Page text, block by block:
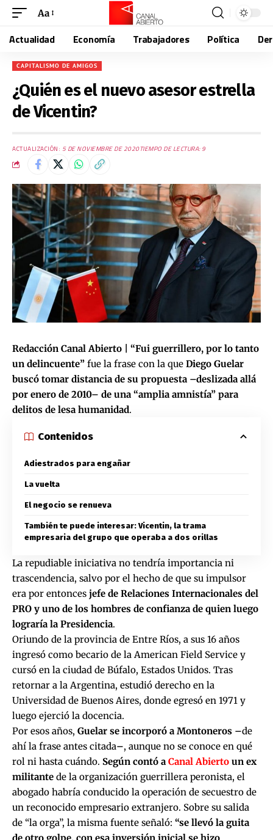
Aa
Actualidad Economía Trabajadores Política
CAPITALISMO DE AMIGOS
¿Quién es el nuevo asesor estrella
de Vicentin?
ACTUALIZACIÓN: 5 DE NOVIEMBRE DE 2020TIEMPO DE LECTURA: 9
Redacción Canal Abierto | “Fui guerrillero, por lo tanto
un delincuente” fue la frase con la que Diego Guelar
buscó tomar distancia de su propuesta –deslizada allá
por enero de 2010– de una “amplia amnistía” para
delitos de lesa humanidad.
Contenidos
Adiestrados para engañar
La vuelta
El negocio se renueva
También te puede interesar: Vicentin, la trama
empresaria del grupo que operaba a dos orillas
La repudiable iniciativa no tendría importancia ni
trascendencia, salvo por el hecho de que su impulsor
era por entonces jefe de Relaciones Internacionales del
PRO y uno de los hombres de confianza de quien luego
lograría la Presidencia.
Oriundo de la provincia de Entre Ríos, a sus 16 años
ingresó como becario de la American Field Service y
cursó en la ciudad de Búfalo, Estados Unidos. Tras
retornar a la Argentina, estudió derecho en la
Universidad de Buenos Aires, donde egresó en 1971 y
luego ejerció la docencia.
Por esos años, Guelar se incorporó a Montoneros –de
ahí la frase antes citada–, aunque no se conoce en qué
rol ni hasta cuándo. Según contó a Canal Abierto un ex
militante de la organización guerrillera peronista, el
abogado habría conducido la operación de secuestro de
un reconocido empresario extranjero. Sobre su salida
de “la orga”, la misma fuente señaló: “se llevó la guita